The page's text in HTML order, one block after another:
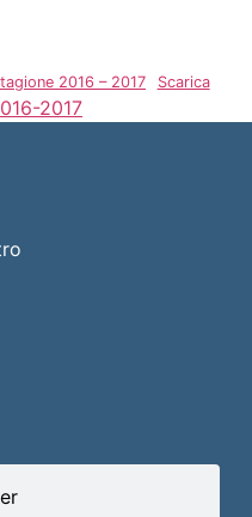
2016 – 2017 Scarica
2017